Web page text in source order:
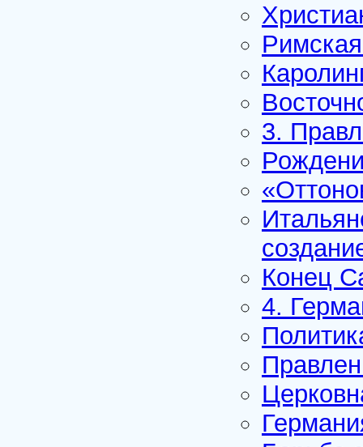
3.
Конец
4.